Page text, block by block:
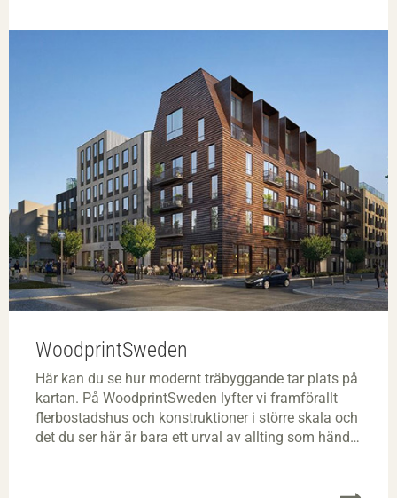
WoodprintSweden
Här kan du se hur modernt träbyggande tar plats på
kartan. På WoodprintSweden lyfter vi framförallt
flerbostadshus och konstruktioner i större skala och
det du ser här är bara ett urval av allting som händer